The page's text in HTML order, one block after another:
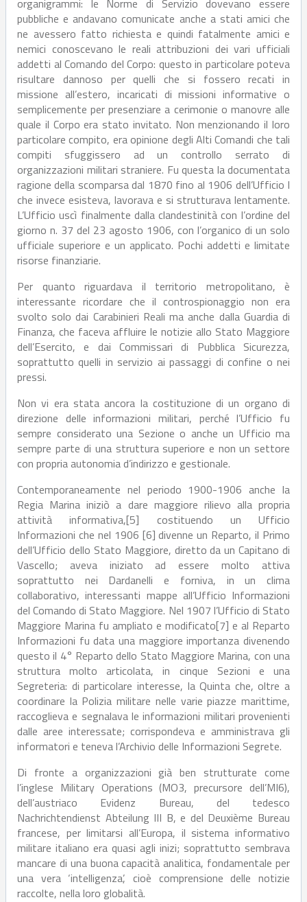
organigrammi: le Norme di Servizio dovevano essere
pubbliche e andavano comunicate anche a stati amici che
ne avessero fatto richiesta e quindi fatalmente amici e
nemici conoscevano le reali attribuzioni dei vari ufficiali
addetti al Comando del Corpo: questo in particolare poteva
risultare dannoso per quelli che si fossero recati in
missione all’estero, incaricati di missioni informative o
semplicemente per presenziare a cerimonie o manovre alle
quale il Corpo era stato invitato. Non menzionando il loro
particolare compito, era opinione degli Alti Comandi che tali
compiti sfuggissero ad un controllo serrato di
organizzazioni militari straniere. Fu questa la documentata
ragione della scomparsa dal 1870 fino al 1906 dell’Ufficio I
che invece esisteva, lavorava e si strutturava lentamente.
L’Ufficio uscì finalmente dalla clandestinità con l’ordine del
giorno n. 37 del 23 agosto 1906, con l’organico di un solo
ufficiale superiore e un applicato. Pochi addetti e limitate
risorse finanziarie.
Per quanto riguardava il territorio metropolitano, è
interessante ricordare che il controspionaggio non era
svolto solo dai Carabinieri Reali ma anche dalla Guardia di
Finanza, che faceva affluire le notizie allo Stato Maggiore
dell’Esercito, e dai Commissari di Pubblica Sicurezza,
soprattutto quelli in servizio ai passaggi di confine o nei
pressi.
Non vi era stata ancora la costituzione di un organo di
direzione delle informazioni militari, perché l’Ufficio fu
sempre considerato una Sezione o anche un Ufficio ma
sempre parte di una struttura superiore e non un settore
con propria autonomia d’indirizzo e gestionale.
Contemporaneamente nel periodo 1900-1906 anche la
Regia Marina iniziò a dare maggiore rilievo alla propria
attività informativa,[5] costituendo un Ufficio
Informazioni che nel 1906 [6] divenne un Reparto, il Primo
dell’Ufficio dello Stato Maggiore, diretto da un Capitano di
Vascello; aveva iniziato ad essere molto attiva
soprattutto nei Dardanelli e forniva, in un clima
collaborativo, interessanti mappe all’Ufficio Informazioni
del Comando di Stato Maggiore. Nel 1907 l’Ufficio di Stato
Maggiore Marina fu ampliato e modificato[7] e al Reparto
Informazioni fu data una maggiore importanza divenendo
questo il 4° Reparto dello Stato Maggiore Marina, con una
struttura molto articolata, in cinque Sezioni e una
Segreteria: di particolare interesse, la Quinta che, oltre a
coordinare la Polizia militare nelle varie piazze marittime,
raccoglieva e segnalava le informazioni militari provenienti
dalle aree interessate; corrispondeva e amministrava gli
informatori e teneva l’Archivio delle Informazioni Segrete.
Di fronte a organizzazioni già ben strutturate come
l’inglese Military Operations (MO3, precursore dell’MI6),
dell’austriaco Evidenz Bureau, del tedesco
Nachrichtendienst Abteilung III B, e del Deuxième Bureau
francese, per limitarsi all’Europa, il sistema informativo
militare italiano era quasi agli inizi; soprattutto sembrava
mancare di una buona capacità analitica, fondamentale per
una vera ‘intelligenza’, cioè comprensione delle notizie
raccolte, nella loro globalità.